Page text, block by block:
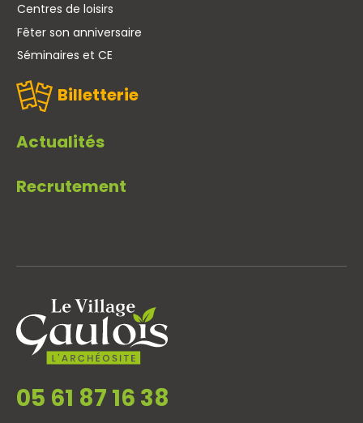
Centres de loisirs
Fêter son anniversaire
Séminaires et CE
Billetterie
Actualités
Recrutement
05 61 87 16 38